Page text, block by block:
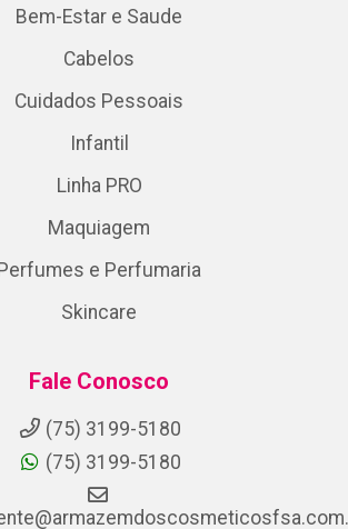
Bem-Estar e Saude
Cabelos
Cuidados Pessoais
Infantil
Linha PRO
Maquiagem
e Perfumaria
Skincare
Fale Conosco
(75) 3199-5180
(75) 3199-5180